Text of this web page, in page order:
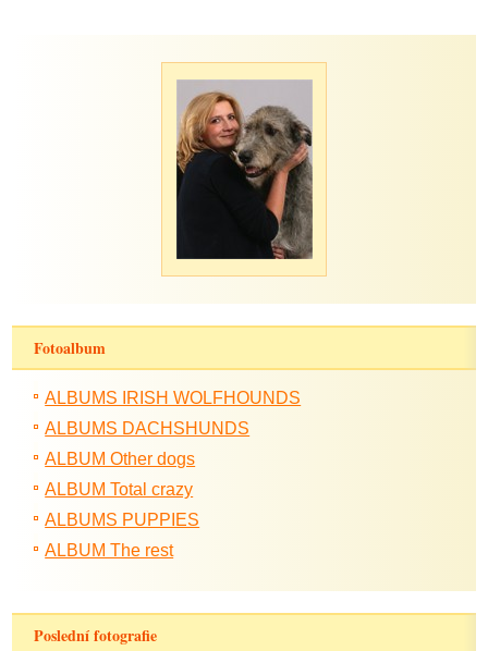
Fotoalbum
ALBUMS IRISH WOLFHOUNDS
ALBUMS DACHSHUNDS
ALBUM Other dogs
ALBUM Total crazy
ALBUMS PUPPIES
ALBUM The rest
Poslední fotografie